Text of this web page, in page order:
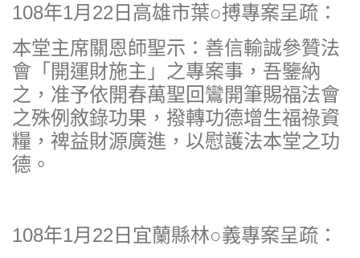
108年1月22日高雄市葉○搏專案呈疏：
本堂主席關恩師聖示：善信輸誠參贊法
會「開運財施主」之專案事，吾鑒納
之，准予依開春萬聖回鸞開筆賜福法會
之殊例敘錄功果，撥轉功德增生福祿資
糧，禆益財源廣進，以慰護法本堂之功
德。
108年1月22日宜蘭縣林○義專案呈疏：